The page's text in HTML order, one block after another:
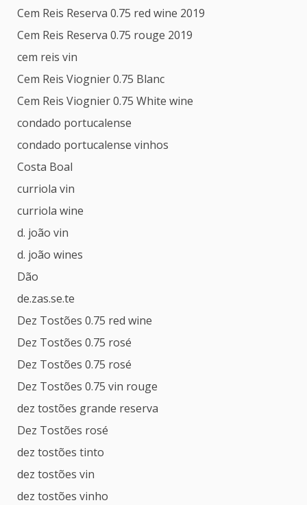
Cem Reis Reserva 0.75 red wine 2019
Cem Reis Reserva 0.75 rouge 2019
cem reis vin
Cem Reis Viognier 0.75 Blanc
Cem Reis Viognier 0.75 White wine
condado portucalense
condado portucalense vinhos
Costa Boal
curriola vin
curriola wine
d. joão vin
d. joão wines
Dão
de.zas.se.te
Dez Tostões 0.75 red wine
Dez Tostões 0.75 rosé
Dez Tostões 0.75 rosé
Dez Tostões 0.75 vin rouge
dez tostões grande reserva
Dez Tostões rosé
dez tostões tinto
dez tostões vin
dez tostões vinho